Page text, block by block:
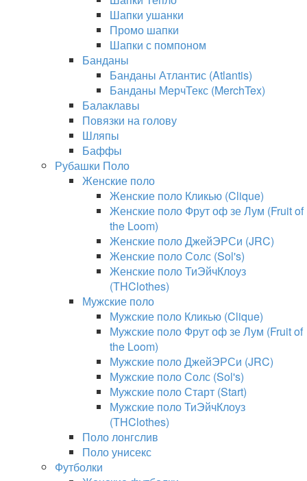
Шапки ушанки
Промо шапки
Шапки с помпоном
Банданы
Банданы Атлантис (Atlantis)
Банданы МерчТекс (MerchTex)
Балаклавы
Повязки на голову
Шляпы
Баффы
Рубашки Поло
Женские поло
Женские поло Кликью (Clique)
Женские поло Фрут оф зе Лум (Fruit of
the Loom)
Женские поло ДжейЭРСи (JRC)
Женские поло Солс (Sol's)
Женские поло ТиЭйчКлоуз
(THClothes)
Мужские поло
Мужские поло Кликью (Clique)
Мужские поло Фрут оф зе Лум (Fruit of
the Loom)
Мужские поло ДжейЭРСи (JRC)
Мужские поло Солс (Sol's)
Мужские поло Старт (Start)
Мужские поло ТиЭйчКлоуз
(THClothes)
Поло лонгслив
Поло унисекс
Футболки